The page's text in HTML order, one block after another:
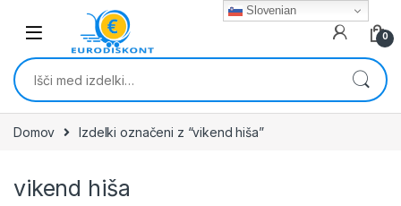
Skip to navigation
0
Išči:
Domov Izdelki označeni z “vikend hiša”
vikend hiša
Slovenian